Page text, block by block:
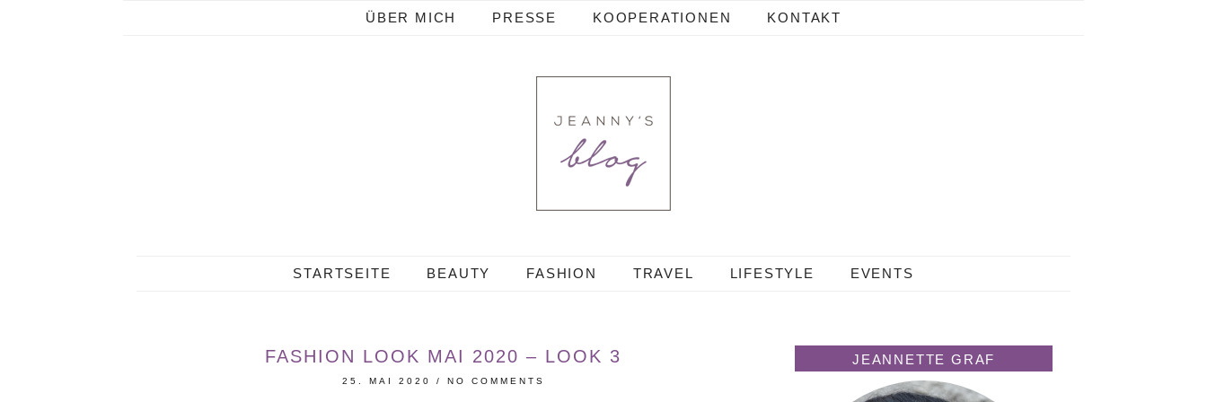
ÜBER MICH PRESSE KOOPERATIONEN KONTAKT
STARTSEITE BEAUTY FASHION TRAVEL LIFESTYLE EVENTS
FASHION LOOK MAI 2020 – LOOK 3
25. MAI 2020 / NO COMMENTS
JEANNETTE GRAF